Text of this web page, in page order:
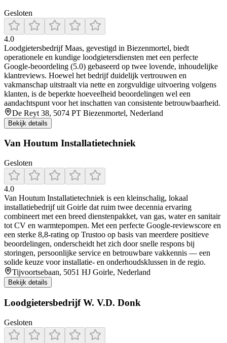
Gesloten
4.0
Loodgietersbedrijf Maas, gevestigd in Biezenmortel, biedt
operationele en kundige loodgietersdiensten met een perfecte
Google-beoordeling (5.0) gebaseerd op twee lovende, inhoudelijke
klantreviews. Hoewel het bedrijf duidelijk vertrouwen en
vakmanschap uitstraalt via nette en zorgvuldige uitvoering volgens
klanten, is de beperkte hoeveelheid beoordelingen wel een
aandachtspunt voor het inschatten van consistente betrouwbaarheid.
De Reyt 38, 5074 PT Biezenmortel, Nederland
Bekijk details
Van Houtum Installatietechniek
Gesloten
4.0
Van Houtum Installatietechniek is een kleinschalig, lokaal
installatiebedrijf uit Goirle dat ruim twee decennia ervaring
combineert met een breed dienstenpakket, van gas, water en sanitair
tot CV en warmtepompen. Met een perfecte Google-reviewscore en
een sterke 8,8-rating op Trustoo op basis van meerdere positieve
beoordelingen, onderscheidt het zich door snelle respons bij
storingen, persoonlijke service en betrouwbare vakkennis — een
solide keuze voor installatie- en onderhoudsklussen in de regio.
Tijvoortsebaan, 5051 HJ Goirle, Nederland
Bekijk details
Loodgietersbedrijf W. V.D. Donk
Gesloten